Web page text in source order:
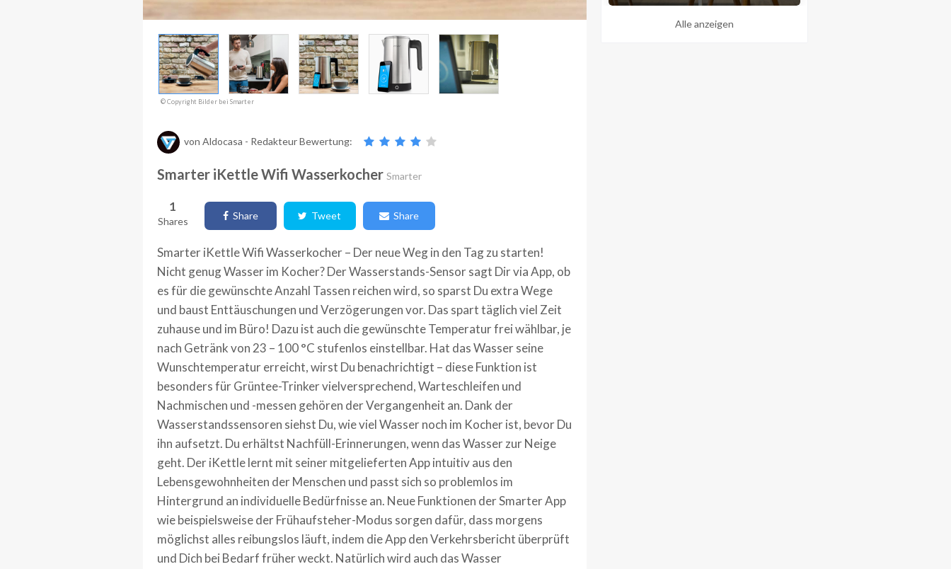
© Copyright Bilder bei Smarter
von Aldocasa - Redakteur Bewertung:
Smarter iKettle Wifi Wasserkocher Smarter
1
Shares Share Tweet Share
Smarter iKettle Wifi Wasserkocher – Der neue Weg in den Tag zu starten!
Nicht genug Wasser im Kocher? Der Wasserstands-Sensor sagt Dir via App, ob
es für die gewünschte Anzahl Tassen reichen wird, so sparst Du extra Wege
und baust Enttäuschungen und Verzögerungen vor. Das spart täglich viel Zeit
zuhause und im Büro! Dazu ist auch die gewünschte Temperatur frei wählbar, je
nach Getränk von 23 – 100 °C stufenlos einstellbar. Hat das Wasser seine
Wunschtemperatur erreicht, wirst Du benachrichtigt – diese Funktion ist
besonders für Grüntee-Trinker vielversprechend, Warteschleifen und
Nachmischen und -messen gehören der Vergangenheit an. Dank der
Wasserstandssensoren siehst Du, wie viel Wasser noch im Kocher ist, bevor Du
ihn aufsetzt. Du erhältst Nachfüll-Erinnerungen, wenn das Wasser zur Neige
geht. Der iKettle lernt mit seiner mitgelieferten App intuitiv aus den
Lebensgewohnheiten der Menschen und passt sich so problemlos im
Hintergrund an individuelle Bedürfnisse an. Neue Funktionen der Smarter App
wie beispielsweise der Frühaufsteher-Modus sorgen dafür, dass morgens
möglichst alles reibungslos läuft, indem die App den Verkehrsbericht überprüft
und Dich bei Bedarf früher weckt. Natürlich wird auch das Wasser
Alle anzeigen